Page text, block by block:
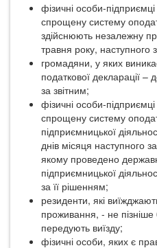
фізичні особи-
спрощену систему
здійснюють незалежну
травня року, наступного
громадяни, у яких
податкової декларації –
за звітним;
фізичні особи-
спрощену систему
підприємницької
днів місяця наступного
якому проведено
підприємницької
за її рішенням;
резиденти, які
проживання, - не
передують виїзду;
фізичні особи, яких є